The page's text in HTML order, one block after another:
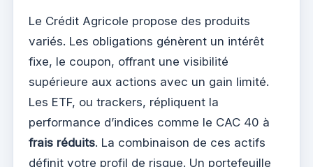
Le Crédit Agricole propose des produits
variés. Les obligations génèrent un intérêt
fixe, le coupon, offrant une visibilité
supérieure aux actions avec un gain limité.
Les ETF, ou trackers, répliquent la
performance d’indices comme le CAC 40 à
frais réduits. La combinaison de ces actifs
définit votre profil de risque. Un portefeuille